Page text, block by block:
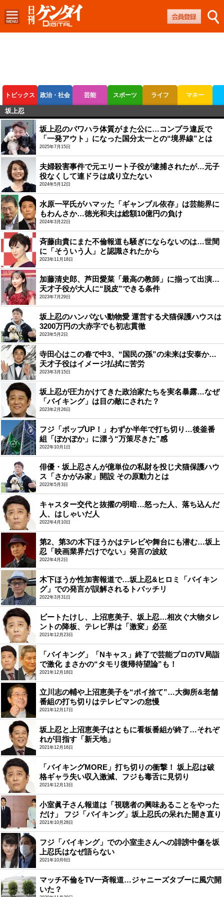
トピックス 政治・社会 芸能 スポーツ ライフ マネー
ボートレース
坂上忍
坂上忍のパワハラ体質がまた公に…コンプラ違反で
「一発アウト」になった国分太一との“境界線”とは
2025年7月15日
夫婦殺害事件で元エリート子役が逮捕されたが…元子
役なくして連ドラは成り立たない
2024年5月12日
水原一平氏がハマッた「ギャンブル依存」は芸能界に
もわんさか…徳光和夫は総額10億円の負け
2024年3月22日
斉藤由貴にまた不倫報道も騒ぎにならないのは…世間
に「そういう人」と認識されたから
2023年11月18日
加藤清史郎、芦田愛菜「最高の教師」に揃って出演…
天才子役が大人に“脱皮”できる条件
2023年7月29日
坂上忍のハンパない動物愛 運営する犬猫保護ハウスは
3200万円の大赤字でも初志貫徹
2023年5月2日
寺田心はこの春で中3、“国民の孫”の未来は安泰か…
天才子役はイメージ払拭に苦労
2023年3月15日
坂上忍が圧力かけてきた政治家たちを実名暴露…なぜ
「バイキング」は目の敵にされた？
2023年2月26日
フジ「ポップUP！」わずか半年で打ち切り…後釜番
組「ぽかぽか」に漂う“万策尽きた”感
2022年10月1日
俳優・坂上忍さんが億単位の私財を投じ犬猫保護ハウ
ス「さかがみ家」開設 その原動力とは
2022年5月3日
キャスター交代と抜擢の明暗…怒った人、落ち込んだ
人、はしゃいだ人
2022年4月10日
第2、第3の木下ほうかはテレビや舞台にも潜む…坂上
忍「映画業界だけでない」発言の波紋
2022年4月2日
木下ほうか性加害報道で…坂上忍&ヒロミ「バイキン
グ」での発言が誤解されるトバッチリ
2022年3月31日
ビートたけし、上沼恵美子、坂上忍…相次ぐ大物タレ
ントの降板、テレビ界は「激変」必至
2021年12月23日
「バイキング」「Nキャス」終了で芸能プロのTV局詣
で激化 まさかの“タモリ復帰待望論”も！
2021年12月18日
立川志の輔や上沼恵美子を“ポイ捨て”…大御所&老舗
番組の打ち切りはテレビマンの怠慢
2021年12月17日
坂上忍と上沼恵美子はともに看板番組が終了…それぞ
れが目指す「新天地」
2021年12月16日
「バイキングMORE」打ち切りの衝撃！ 坂上忍は破
格ギャラ失い収入激減、フジも毒舌に見切り
2021年12月13日
小室眞子さん報道は「視聴者の興味あることをやった
だけ」 フジ「バイキング」坂上忍氏の呆れた開き直り
2021年10月28日
フジ「バイキング」での小室圭さんへの誹謗中傷を坂
上忍氏はなぜ語らない
2021年10月6日
マッチ不倫をTV一斉報道…ジャニーズタブーに風穴開
いた？